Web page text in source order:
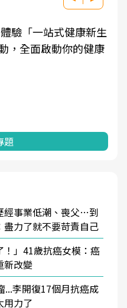
驗「一站式健康新生
，全面啟動你的健康
題
經事業低潮、喪父…到
力了就不要苛責自己
！」41歲抗癌女模：癌
新改變
...李開復17個月抗癌成
用力了